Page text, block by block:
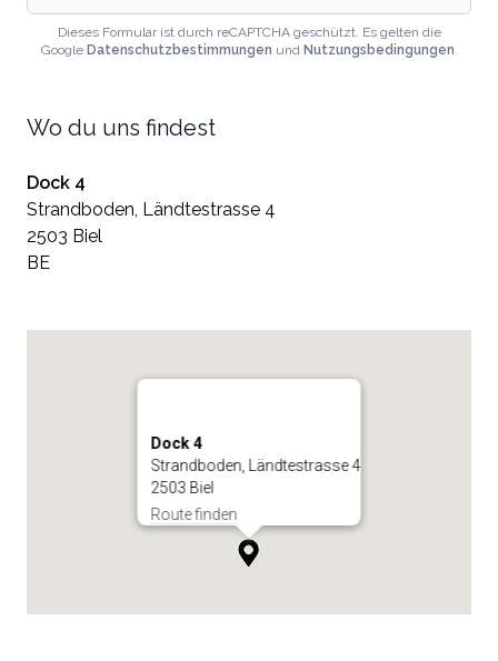
Dieses Formular ist durch reCAPTCHA geschützt. Es gelten die
Google Datenschutzbestimmungen und Nutzungsbedingungen.
Wo du uns findest
Dock 4
Strandboden, Ländtestrasse 4
2503 Biel
BE
Dock 4
Strandboden, Ländtestrasse 4
2503 Biel
Route finden